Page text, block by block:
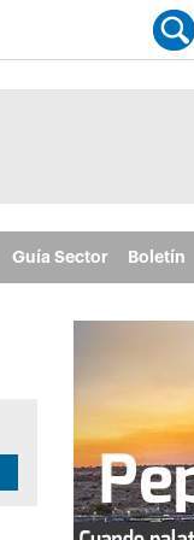
Guía Sector Boletín